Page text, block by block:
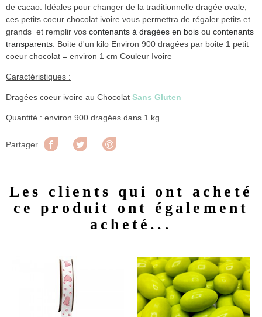
de cacao. Idéales pour changer de la traditionnelle dragée ovale,
ces petits coeur chocolat ivoire vous permettra de régaler petits et
grands et remplir vos contenants à dragées en bois ou contenants
transparents . Boite d'un kilo Environ 900 dragées par boite 1 petit
coeur chocolat = environ 1 cm Couleur Ivoire
Caractéristiques :
Dragées coeur ivoire au Chocolat Sans Gluten
Quantité : environ 900 dragées dans 1 kg
Partager Partager Tweet
Les clients qui ont acheté
ce produit ont également
acheté...